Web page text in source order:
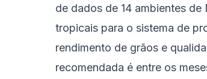
de dados de 14 ambientes
tropicais para o sistema de
rendimento de grãos e
recomendada é entre os